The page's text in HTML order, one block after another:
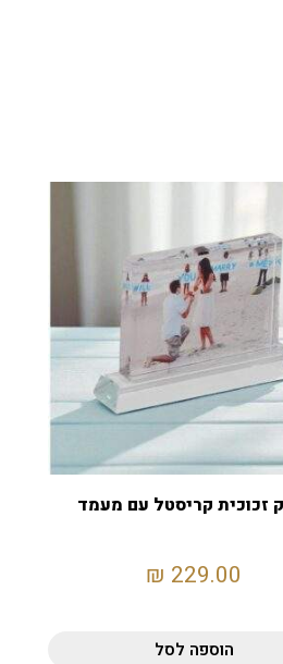
זכוכית קריסטל עם מעמד
229.00
₪
הוספה לסל